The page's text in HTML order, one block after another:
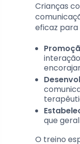
Crianças
eficaz para
que
O treino